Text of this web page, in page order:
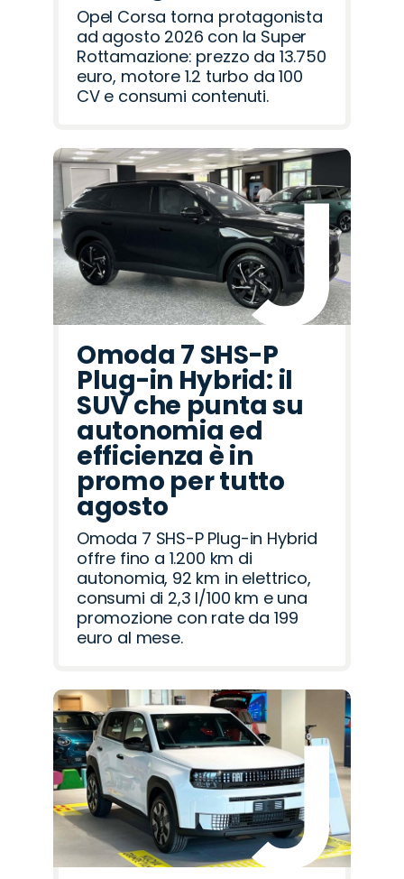
Opel Corsa torna protagonista
ad agosto 2026 con la Super
Rottamazione: prezzo da 13.750
euro, motore 1.2 turbo da 100
CV e consumi contenuti.
Omoda 7 SHS-P
Plug-in Hybrid: il
SUV che punta su
autonomia ed
efficienza è in
promo per tutto
agosto
Omoda 7 SHS-P Plug-in Hybrid
offre fino a 1.200 km di
autonomia, 92 km in elettrico,
consumi di 2,3 l/100 km e una
promozione con rate da 199
euro al mese.